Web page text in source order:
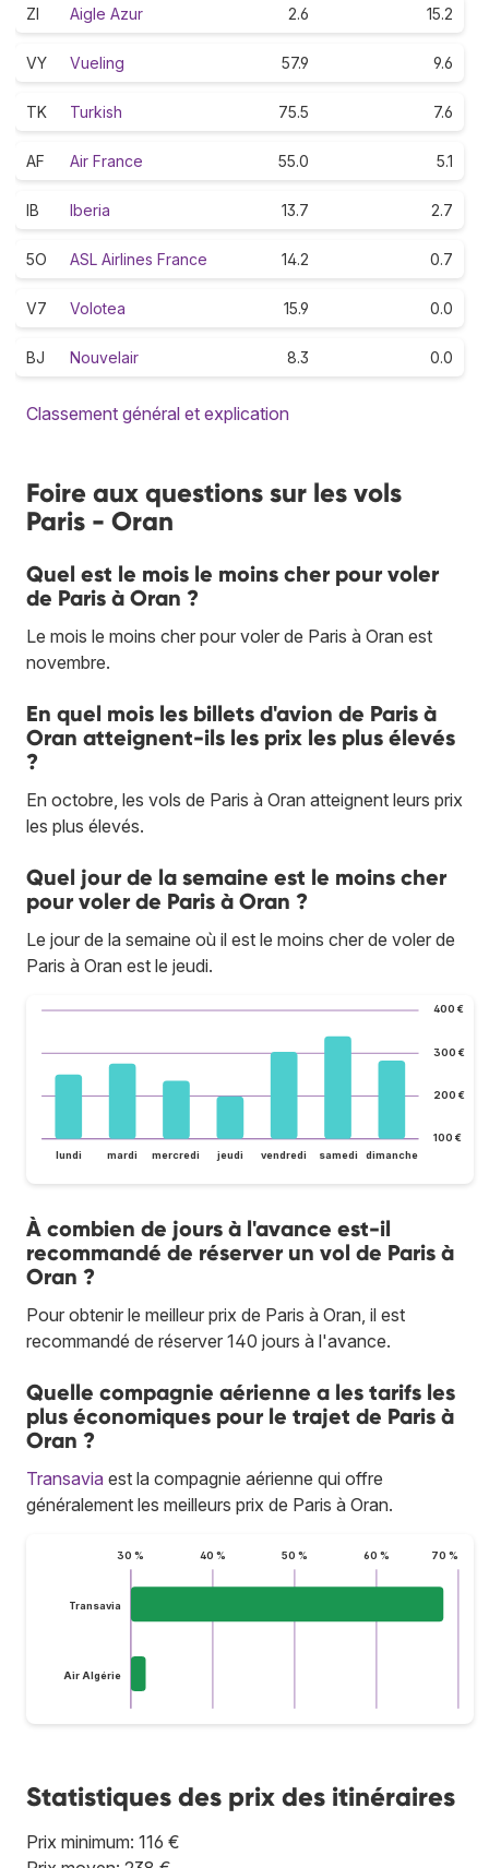
ZI Aigle Azur 2.6 15.2
VY Vueling 57.9 9.6
TK Turkish 75.5 7.6
AF Air France 55.0 5.1
IB Iberia 13.7 2.7
5O ASL Airlines France 14.2 0.7
V7 Volotea 15.9 0.0
BJ Nouvelair 8.3 0.0
Classement général et explication
Foire aux questions sur les vols
Paris - Oran
Quel est le mois le moins cher pour voler
de Paris à Oran ?
Le mois le moins cher pour voler de Paris à Oran est
novembre.
En quel mois les billets d'avion de Paris à
Oran atteignent-ils les prix les plus élevés
?
En octobre, les vols de Paris à Oran atteignent leurs prix
les plus élevés.
Quel jour de la semaine est le moins cher
pour voler de Paris à Oran ?
Le jour de la semaine où il est le moins cher de voler de
Paris à Oran est le jeudi.
100 €
200 €
300 €
400 €
lundi mardi mercredi jeudi vendredi samedi dimanche
À combien de jours à l'avance est-il
recommandé de réserver un vol de Paris à
Oran ?
Pour obtenir le meilleur prix de Paris à Oran, il est
recommandé de réserver 140 jours à l'avance.
Quelle compagnie aérienne a les tarifs les
plus économiques pour le trajet de Paris à
Oran ?
Transavia est la compagnie aérienne qui offre
généralement les meilleurs prix de Paris à Oran.
30 % 40 % 50 % 60 % 70 %
Transavia
Air Algérie
Statistiques des prix des itinéraires
Prix minimum: 116 €